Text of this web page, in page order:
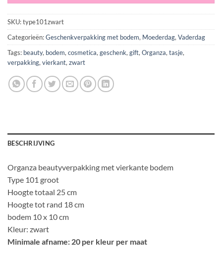
SKU:type101zwart
Categorieën:Geschenkverpakking met bodem, Moederdag, Vaderdag
Tags: beauty, bodem, cosmetica, geschenk, gift, Organza, tasje,
verpakking, vierkant, zwart
BESCHRIJVING
Organza beautyverpakking met vierkante bodem
Type 101 groot
Hoogte totaal 25 cm
Hoogte tot rand 18 cm
bodem 10 x 10 cm
Kleur: zwart
Minimale afname: 20 per kleur per maat